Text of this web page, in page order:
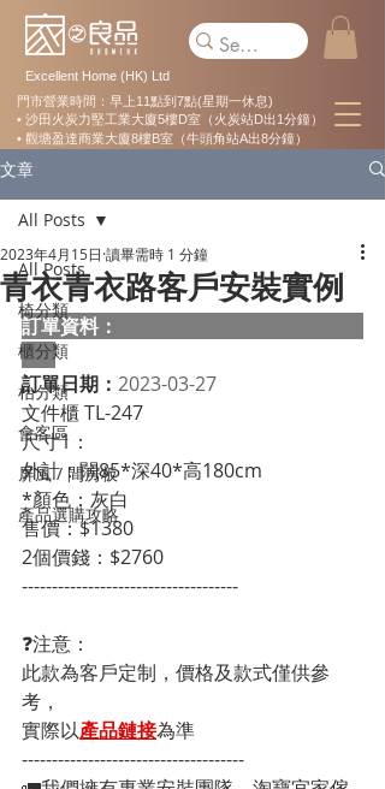
Excellent Home (HK) Ltd
門市營業時間：早上11點到7點(星期一休息)
• 沙田火炭力堅工業大廈5樓D室（火炭站D出1分鐘）
• 觀塘盈達商業大廈8樓B室（牛頭角站A出8分鐘）
文章
All Posts
椅分類
櫃分類
枱分類
會客區
屏風 / 間房板
產品選購攻略
All Posts
青衣青衣路客戶安裝實例
2023年4月15日 讀畢需時 1 分鐘
訂單資料：
訂單日期： 2023-03-27
文件櫃 TL-247
尺寸1：
外計：闊85*深40*高180cm
*顏色：灰白
售價：$1380
2個價錢：$2760
------------------------------------
❓注意：
此款為客戶定制，價格及款式僅供參
考，
實際以產品鏈接為準
-------------------------------------